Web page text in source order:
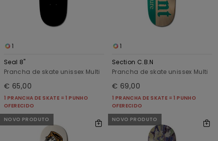
1
Seal 8"
Prancha de skate unissex Multi
€ 65,00
1 PRANCHA DE SKATE = 1 PUNHO
OFERECIDO
1
Section C.B.N
Prancha de skate unissex Multi
€ 69,00
1 PRANCHA DE SKATE = 1 PUNHO
OFERECIDO
NOVO PRODUTO
NOVO PRODUTO